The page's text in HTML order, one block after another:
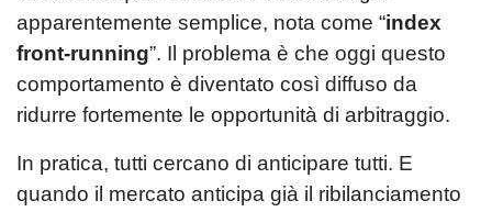
apparentemente semplice, nota come “index
front-running”. Il problema è che oggi questo
comportamento è diventato così diffuso da
ridurre fortemente le opportunità di arbitraggio.
In pratica, tutti cercano di anticipare tutti. E
quando il mercato anticipa già il ribilanciamento